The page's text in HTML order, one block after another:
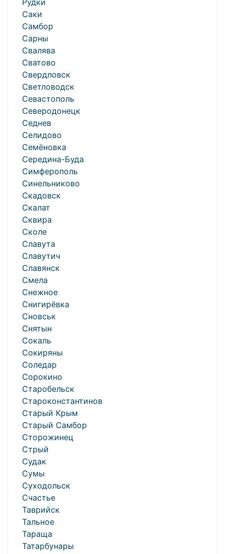
Рудки
Саки
Самбор
Сарны
Свалява
Сватово
Свердловск
Светловодск
Севастополь
Северодонецк
Седнев
Селидово
Семёновка
Середина-Буда
Симферополь
Синельниково
Скадовск
Скалат
Сквира
Сколе
Славута
Славутич
Славянск
Смела
Снежное
Снигирёвка
Сновськ
Снятын
Сокаль
Сокиряны
Соледар
Сорокино
Старобельск
Староконстантинов
Старый Крым
Старый Самбор
Сторожинец
Стрый
Судак
Сумы
Суходольск
Счастье
Таврийск
Тальное
Тараща
Татарбунары